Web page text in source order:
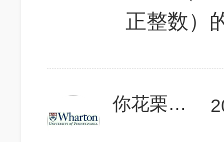
正整数）
你花栗鼠爸